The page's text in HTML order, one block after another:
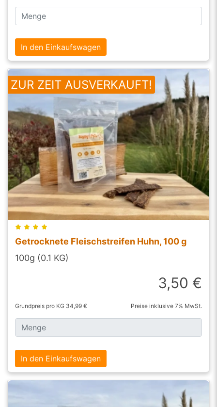
In den Einkaufswagen
ZUR ZEIT AUSVERKAUFT!
Getrocknete Fleischstreifen Huhn, 100 g
100g (0.1 KG)
3,50 €
Grundpreis pro KG 34,99 € Preise inklusive 7% MwSt.
In den Einkaufswagen